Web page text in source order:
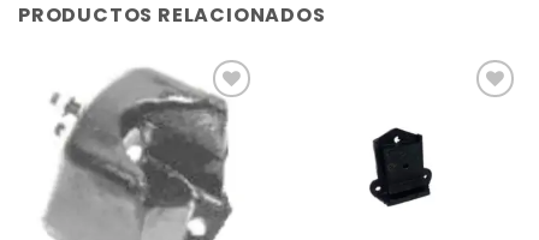
PRODUCTOS RELACIONADOS
Añadir
a la
lista de
deseos